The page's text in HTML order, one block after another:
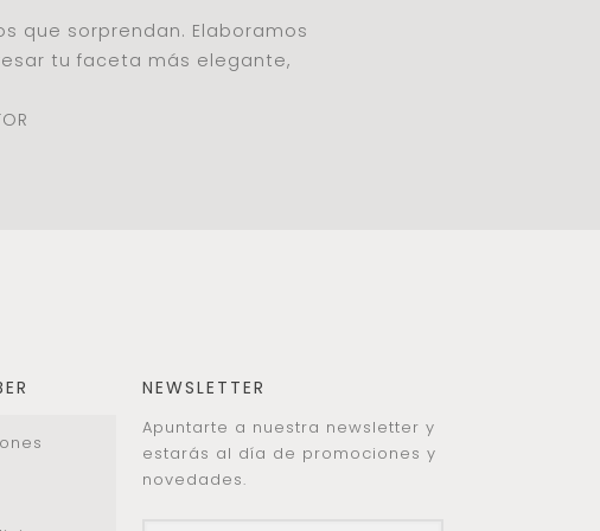
que sorprendan. Elaboramos
tu faceta más elegante,
NEWSLETTER
Apuntarte a nuestra newsletter y
estarás al día de promociones y
novedades.